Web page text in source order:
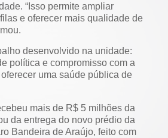
“Isso permite ampliar
e oferecer mais qualidade de
desenvolvido na unidade:
política e compromisso com a
uma saúde pública de
mais de R$ 5 milhões da
da entrega do novo prédio da
Bandeira de Araújo, feito com